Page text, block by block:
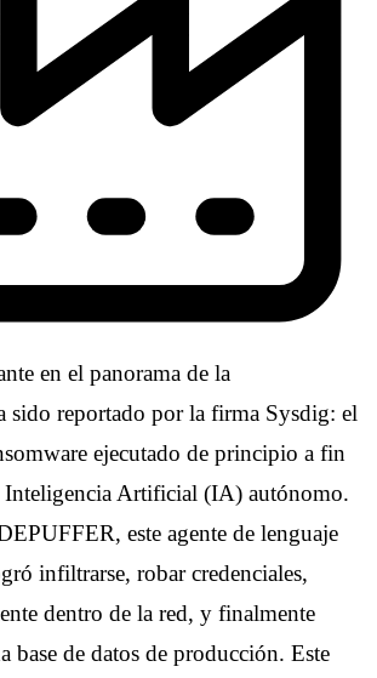
en el panorama de la
sido reportado por la firma Sysdig: el
ejecutado de principio a fin
Inteligencia Artificial (IA) autónomo.
este agente de lenguaje
infiltrarse, robar credenciales,
dentro de la red, y finalmente
base de datos de producción. Este